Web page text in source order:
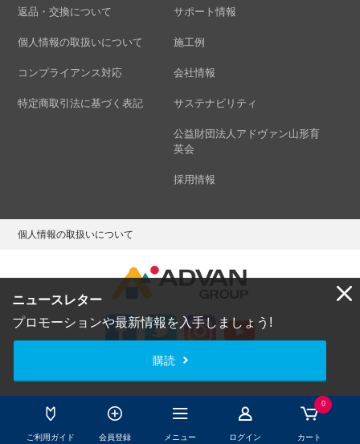
ご利用ガイド 会員登録 メニュー ログイン
0
カート
ニュースレター
プロモーションや最新情報を入手しましょう!
購読
返品・交換について
個人情報の取扱いについて
コンプライアンス対応
特定商取引法に基づく表記
サポート情報
施工例
会社情報
サステナビリティ
公益財団法人アドヴァン山形育
英会
採用情報
個人情報の取扱いについて